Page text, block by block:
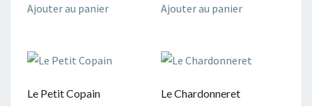
Ajouter au panier Ajouter au panier
Le Petit Copain Le Chardonneret